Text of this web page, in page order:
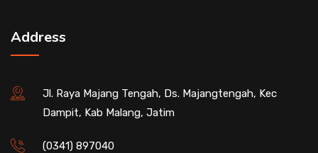
Address
Jl. Raya Majang Tengah, Ds. Majangtengah, Kec
Dampit, Kab Malang, Jatim
(0341) 897040